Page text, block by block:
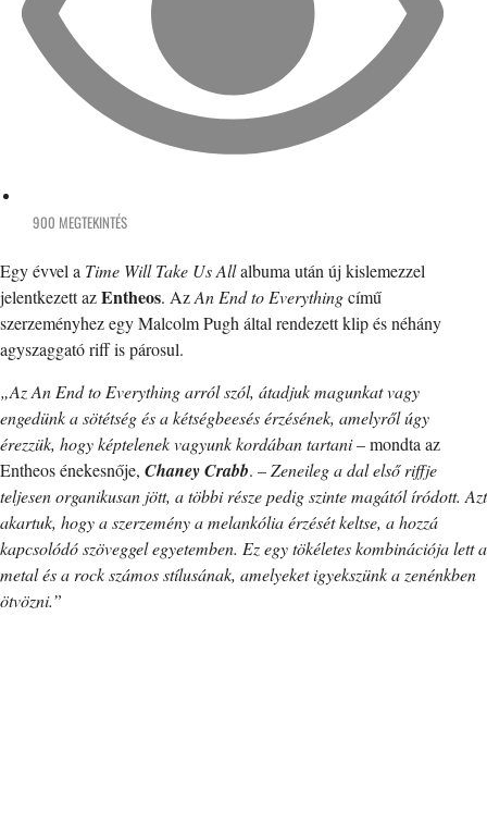
900 MEGTEKINTÉS
Egy évvel a Time Will Take Us Allalbuma után új kislemezzel
jelentkezett azEntheos. AzAn End to Everythingcímű
szerzeményhez egy Malcolm Pugh által rendezett klip és néhány
agyszaggató riff is párosul.
„Az An End to Everything arról szól, átadjuk magunkat vagy
engedünk a sötétség és a kétségbeesés érzésének, amelyről úgy
érezzük, hogy képtelenek vagyunk kordában tartani– mondta az
Entheos énekesnője, Chaney Crabb. –Zeneileg a dal első riffje
teljesen organikusan jött, a többi része pedig szinte magától íródott. Azt
akartuk, hogy a szerzemény a melankólia érzését keltse, a hozzá
kapcsolódó szöveggel egyetemben. Ez egy tökéletes kombinációja lett a
metal és a rock számos stílusának, amelyeket igyekszünk a zenénkben
ötvözni.”